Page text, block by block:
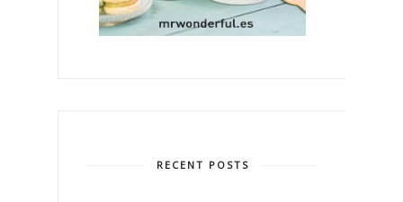
RECENT POSTS